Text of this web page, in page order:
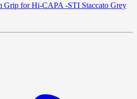
Grip for Hi-CAPA -STI Staccato Grey